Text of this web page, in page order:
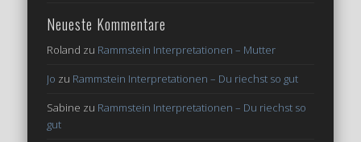
Neueste Kommentare
Roland zu Rammstein Interpretationen – Mutter
Jo zu Rammstein Interpretationen – Du riechst so gut
Sabine zu Rammstein Interpretationen – Du riechst so
gut